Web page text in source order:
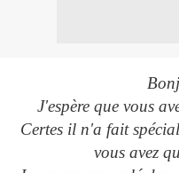
J'espère que vous
Certes il n'a fait
vous avez